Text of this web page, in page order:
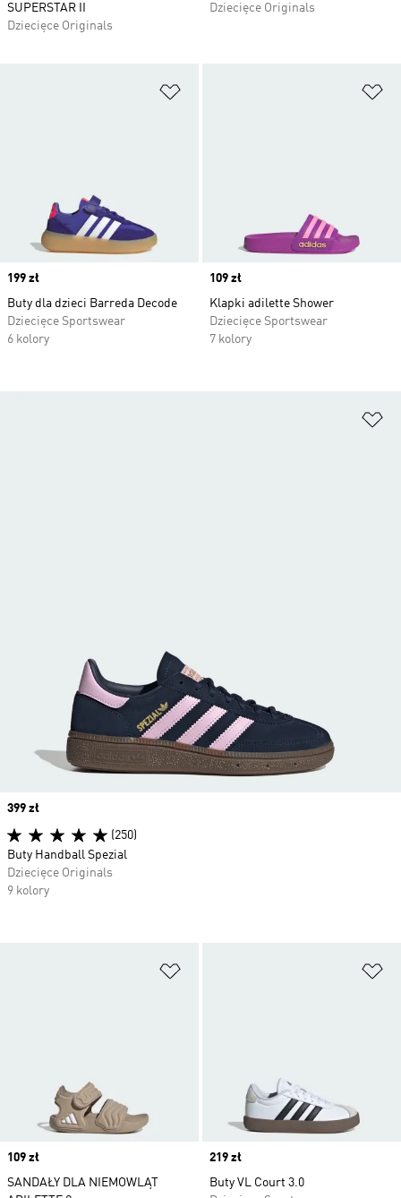
SUPERSTAR II
Dziecięce Originals
Dziecięce Originals
Price
199 zł
Buty dla dzieci Barreda Decode
Dziecięce Sportswear
6 kolory
Price
109 zł
Klapki adilette Shower
Dziecięce Sportswear
7 kolory
Price
109 zł
SANDAŁY DLA NIEMOWLĄT
Price
219 zł
Buty VL Court 3.0
Price
399 zł
(250)
Buty Handball Spezial
Dziecięce Originals
9 kolory